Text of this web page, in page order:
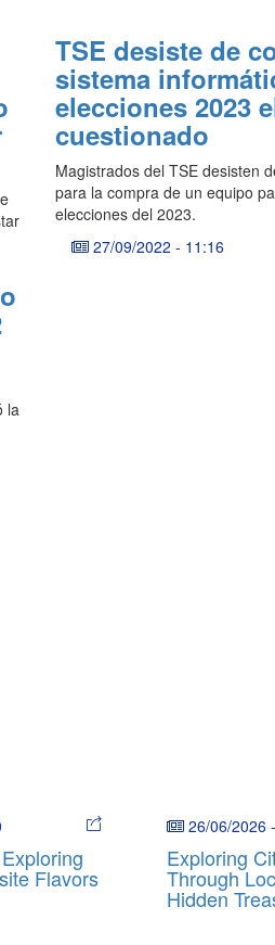
la
TSE desiste de
sistema
elecciones 2023
cuestionado
Magistrados del TSE desisten
para la compra de un equipo
elecciones del 2023.
27/09/2022 - 11:16
Flavors
26/06/2026 -
Exploring
Through
Hidden